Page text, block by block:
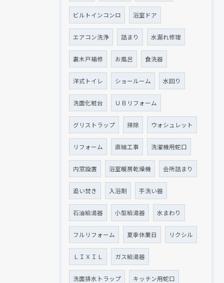
ビルトインコンロ 浴室ドア
エアコン洗浄 詰まり 水漏れ修理
裏木戸補修 お風呂 食洗器
洋式トイレ ショールーム 水回り
洗面化粧台 ＵＢリフォーム
グリストラップ 掃除 ウォシュレット
リフォーム 直結工事 洗濯機用蛇口
内窓設置 浴室暖房乾燥機 会所詰まり
追い焚き 入浴剤 手洗い器
石油給湯器 小型給湯器 水まわり
フルリフォーム 夏季休業日 リクシル
ＬＩＸＩＬ ガス給湯器
洗面排水トラップ キッチン用蛇口